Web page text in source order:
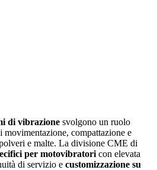
di vibrazione svolgono un ruolo
movimentazione, compattazione e
e malte. La divisione CME di
per motovibratori con elevata
di servizio e customizzazione su